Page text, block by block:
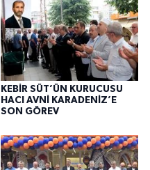
KEBİR SÜT’ÜN KURUCUSU
HACI AVNİ KARADENİZ’E
SON GÖREV